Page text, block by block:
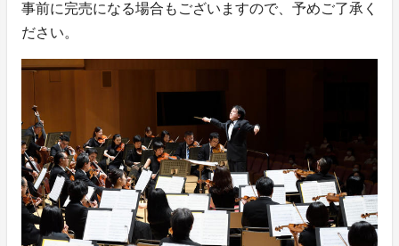
事前に完売になる場合もございますので、予めご了承く
ださい。